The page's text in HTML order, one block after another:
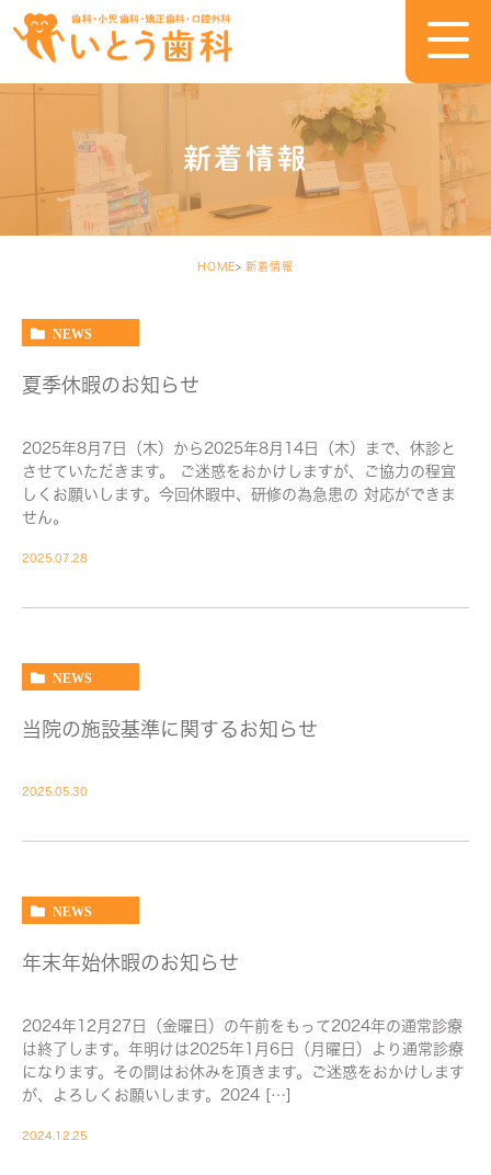
新着情報
HOME 新着情報
NEWS
夏季休暇のお知らせ
2025年8月7日（木）から2025年8月14日（木）まで、休診と
させていただきます。 ご迷惑をおかけしますが、ご協力の程宜
しくお願いします。今回休暇中、研修の為急患の 対応ができま
せん。
2025.07.28
NEWS
当院の施設基準に関するお知らせ
2025.05.30
NEWS
年末年始休暇のお知らせ
2024年12月27日（金曜日）の午前をもって2024年の通常診療
は終了します。年明けは2025年1月6日（月曜日）より通常診療
になります。その間はお休みを頂きます。ご迷惑をおかけします
が、よろしくお願いします。2024 […]
2024.12.25